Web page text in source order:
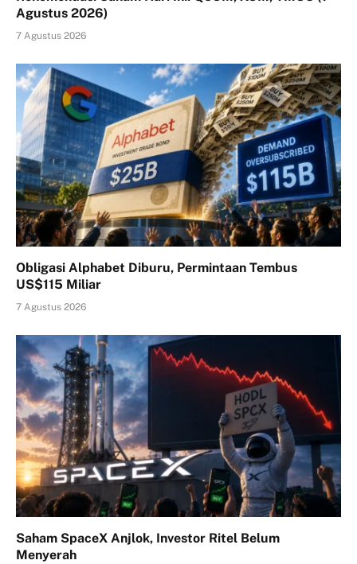
Agustus 2026)
7 Agustus 2026
Obligasi Alphabet Diburu, Permintaan Tembus
US$115 Miliar
7 Agustus 2026
Saham SpaceX Anjlok, Investor Ritel Belum
Menyerah